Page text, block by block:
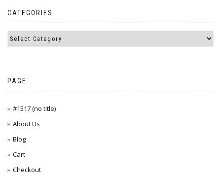
CATEGORIES
PAGE
#1517 (no title)
About Us
Blog
Cart
Checkout